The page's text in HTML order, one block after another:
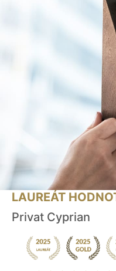
LAUREÁT
Privat Cyprian